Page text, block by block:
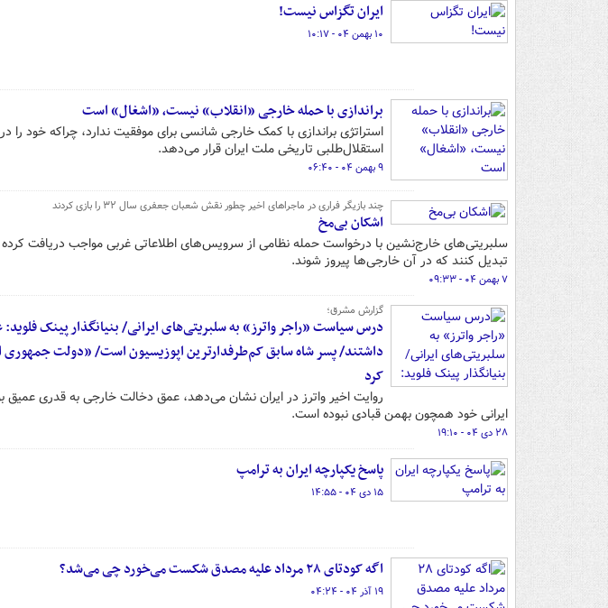
ایران تگزاس نیست!
۱۰ بهمن ۰۴ - ۱۰:۱۷
براندازی با حمله خارجی «انقلاب» نیست، «اشغال» است
استراتژی براندازی با کمک خارجی شانسی برای موفقیت ندارد، چراکه خود
استقلال‌طلبی تاریخی ملت ایران قرار می‌دهد.
۹ بهمن ۰۴ - ۰۶:۴۰
چند بازیگر فراری در ماجراهای اخیر چطور نقش شعبان جعفری سال ۳۲ را بازی کردند
اشکان بی‌مخ
سلبریتی‌های خارج‌نشین با درخواست حمله نظامی از سرویس‌های اطلاعاتی غربی مواجب دریافت کرده
تبدیل کنند که در آن خارجی‌ها پیروز شوند.
۷ بهمن ۰۴ - ۰۹:۳۳
گزارش مشرق؛
داشتند/ پسر شاه سابق کم‌طرفدارترین اپوزیسیون است/ «دولت جمهوری
کرد
روایت اخیر واترز در ایران نشان می‌دهد، عمق دخالت خارجی به قدری عمیق
ایرانی خود همچون بهمن قبادی نبوده است.
۲۸ دی ۰۴ - ۱۹:۱۰
پاسخ یکپارچه ایران به ترامپ
۱۵ دی ۰۴ - ۱۴:۵۵
اگه کودتای ۲۸ مرداد علیه مصدق شکست می‌خورد چی می‌شد؟
۱۹ آذر ۰۴ - ۰۴:۲۴